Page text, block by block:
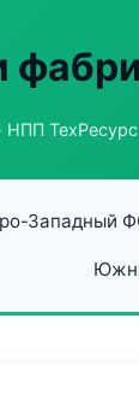
НПП
Западный